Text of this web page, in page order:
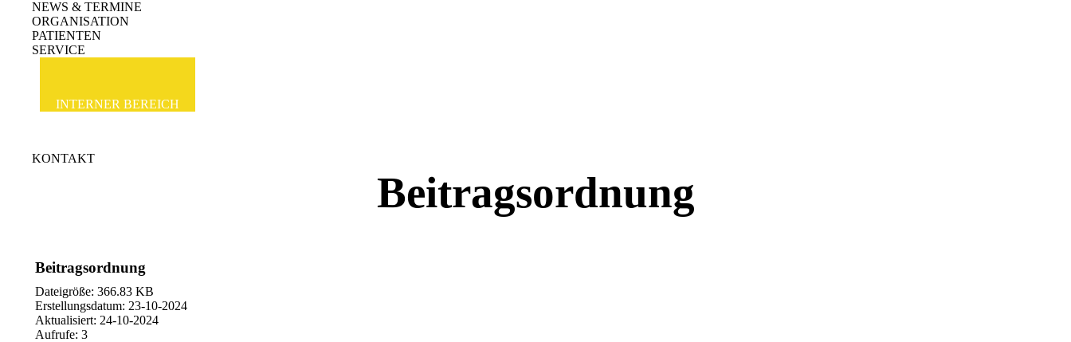
NEWS & TERMINE
ORGANISATION
PATIENTEN
SERVICE
INTERNER BEREICH
KONTAKT
Beitragsordnung
Beitragsordnung
Dateigröße: 366.83 KB
Erstellungsdatum: 23-10-2024
Aktualisiert: 24-10-2024
Aufrufe: 3